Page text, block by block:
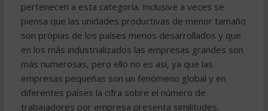
pertenecen a esta categoría. Inclusive a veces se
piensa que las unidades productivas de menor tamaño
son propias de los países menos desarrollados y que
en los más industrializados las empresas grandes son
más numerosas, pero ello no es así, ya que las
empresas pequeñas son un fenómeno global y en
diferentes países la cifra sobre el número de
trabajadores por empresa presenta similitudes.